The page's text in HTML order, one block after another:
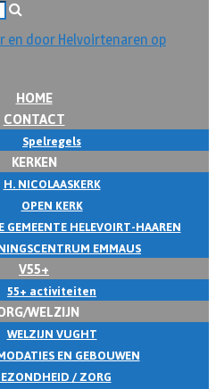
HOME
CONTACT
Spelregels
KERKEN
H. NICOLAASKERK
OPEN KERK
GEMEENTE HELEVOIRT-HAAREN
EMMAUS
V55+
55+ activiteiten
WELZIJN
WELZIJN VUGHT
EN GEBOUWEN
/ ZORG